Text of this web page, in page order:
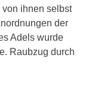
ihnen selbst
der
Adels wurde
Raubzug durch